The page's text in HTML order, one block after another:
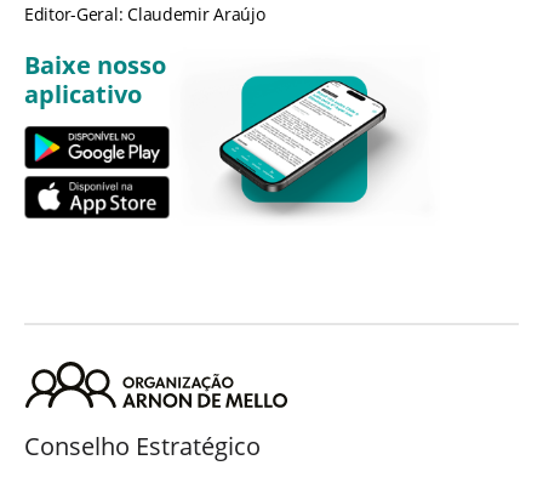
Editor-Geral: Claudemir Araújo
Baixe nosso
aplicativo
Conselho Estratégico